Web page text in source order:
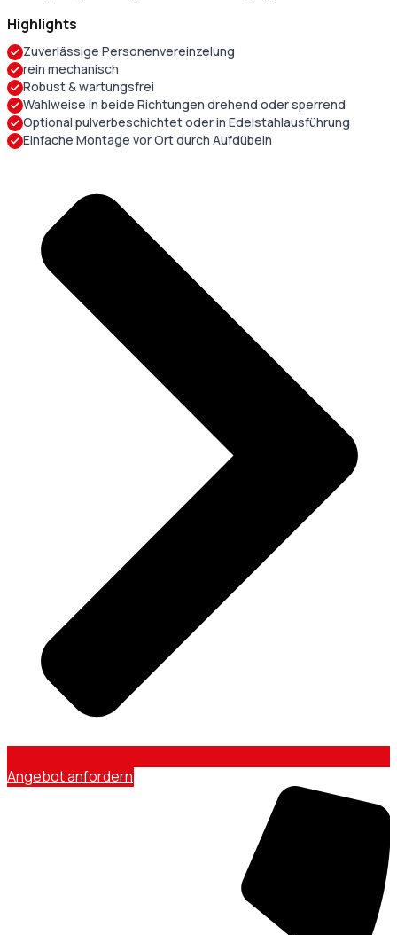
Highlights
Zuverlässige Personenvereinzelung
rein mechanisch
Robust & wartungsfrei
Wahlweise in beide Richtungen drehend oder sperrend
Optional pulverbeschichtet oder in Edelstahlausführung
Einfache Montage vor Ort durch Aufdübeln
Angebot anfordern